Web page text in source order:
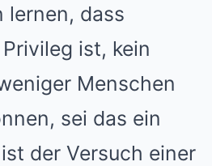
lernen, dass
ist, kein
Menschen
sei das ein
der Versuch einer